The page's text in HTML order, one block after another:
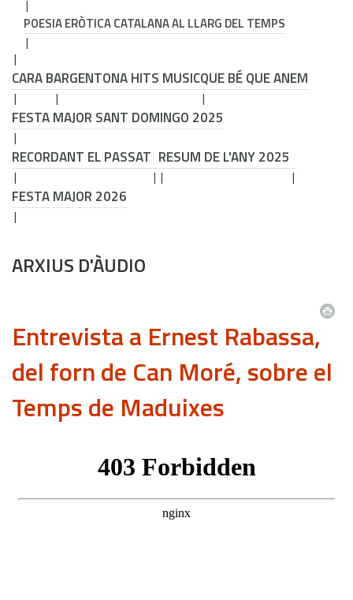
POESIA ERÒTICA CATALANA AL LLARG DEL TEMPS
CARA BARGENTONA HITS MUSICQUE BÉ QUE ANEM
FESTA MAJOR SANT DOMINGO 2025
RECORDANT EL PASSAT RESUM DE L'ANY 2025
FESTA MAJOR 2026
ARXIUS D'ÀUDIO
Entrevista a Ernest Rabassa,
del forn de Can Moré, sobre el
Temps de Maduixes